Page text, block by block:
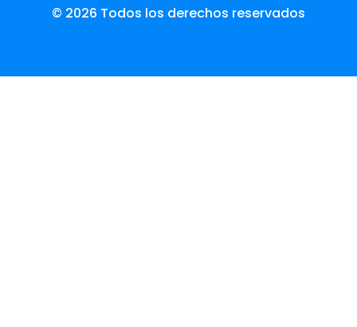
© 2026 Todos los derechos reservados